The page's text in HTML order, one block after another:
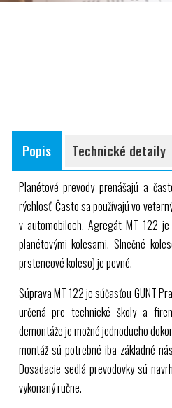
Popis Technické detaily
Planétové prevody prenášajú a
rýchlosť. Často sa používajú vo
v automobiloch. Agregát MT 122
planétovými kolesami. Slnečné
prstencové koleso) je pevné.
SúpravaMT 122je súčasťou GUNT
určená pre technické školy a
demontáže je možné jednoducho
montáž sú potrebné iba základné
Dosadacie sedlá prevodovky sú
vykonaný ručne.